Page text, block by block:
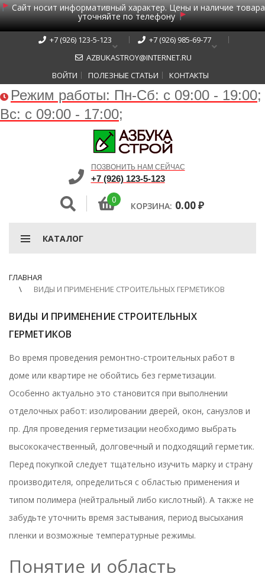
Сайт носит информативный характер. Цены и наличие товара
уточняйте по телефону
+7 (926) 123-5-123
+7 (926) 985-69-77
AZBUKASTROY@INTERNET.RU
ВОЙТИ
ПОЛЕЗНЫЕ СТАТЬИ КОНТАКТЫ
Режим работы: Пн-Сб: с 09:00 - 19:00;
Вс: с 09:00 - 17:00;
ПОЗВОНИТЬ НАМ СЕЙЧАС
+7 (926) 123-5-123
0
КОРЗИНА: 0.00₽
КАТАЛОГ
ГЛАВНАЯ
ВИДЫ И ПРИМЕНЕНИЕ СТРОИТЕЛЬНЫХ ГЕРМЕТИКОВ
ВИДЫ И ПРИМЕНЕНИЕ СТРОИТЕЛЬНЫХ
ГЕРМЕТИКОВ
Во время проведения ремонтно-строительных работ в
доме или квартире не обойтись без герметизации.
Особенно актуально это становится при выполнении
отделочных работ: изолировании дверей, окон, санузлов и
пр. Для проведения герметизации необходимо выбрать
высококачественный, долговечный и подходящий герметик.
Перед покупкой следует тщательно изучить марку и страну
производителя, определиться с областью применения и
типом полимера (нейтральный либо кислотный). А также не
забудьте уточнить время застывания, период высыхания
пленки и возможные температурные режимы.
Понятие и область